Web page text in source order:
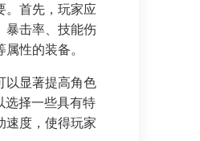
。首先，玩家应
暴击率、技能伤
性的装备。
以显著提高角色
选择一些具有特
速度，使得玩家